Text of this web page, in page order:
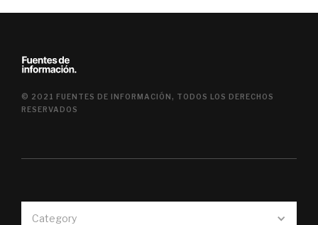
© 2021 FUENTES DE INFORMACIÓN, TODOS LOS DERECHOS
RESERVADOS
Category